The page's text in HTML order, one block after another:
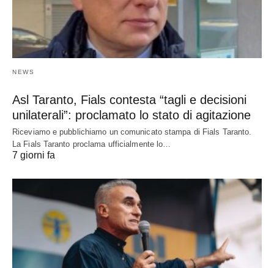
NEWS
Asl Taranto, Fials contesta “tagli e decisioni
unilaterali”: proclamato lo stato di agitazione
Riceviamo e pubblichiamo un comunicato stampa di Fials Taranto.
La Fials Taranto proclama ufficialmente lo…
7 giorni fa